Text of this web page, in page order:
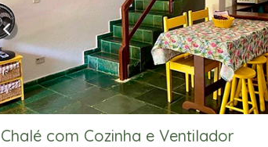
Chalé com Cozinha e Ventilador